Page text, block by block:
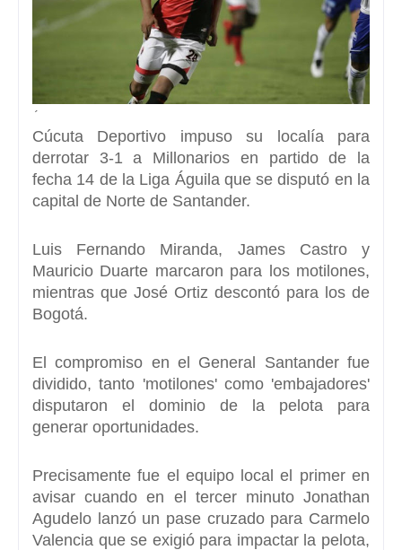
´
Cúcuta Deportivo impuso su localía para
derrotar 3-1 a Millonarios en partido de la
fecha 14 de la Liga Águila que se disputó en la
capital de Norte de Santander.
Luis Fernando Miranda, James Castro y
Mauricio Duarte marcaron para los motilones,
mientras que José Ortiz descontó para los de
Bogotá.
El compromiso en el General Santanderfue
dividido, tanto 'motilones' como 'embajadores'
disputaron el dominio de la pelota para
generar oportunidades.
Precisamente fue el equipo local el primer en
avisar cuando en el tercer minuto Jonathan
Agudelo lanzó un pase cruzado para Carmelo
Valencia que se exigió para impactar la pelota,